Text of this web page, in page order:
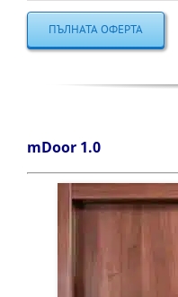
ПЪЛНАТА ОФЕРТА
mDoor 1.0